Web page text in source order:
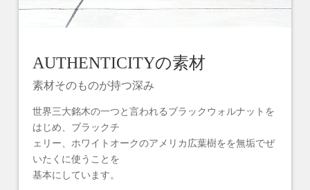
AUTHENTICITYの素材
素材そのものが持つ深み
世界三大銘木の一つと言われるブラックウォルナットを
はじめ、ブラックチ
ェリー、ホワイトオークのアメリカ広葉樹をを無垢でぜ
いたくに使うことを
基本にしています。